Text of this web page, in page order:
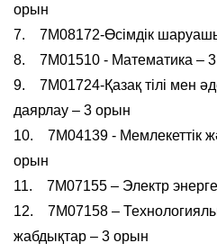
орын
7.
7М08172-Өсімдік
8.
7М01510 - Математика –
9.
7М01724-Қазақ тілі мен
даярлау – 3 орын
10.
7М04139 - Мемлекеттік
орын
11.
7М07155 – Электр
12.
7М07158 –
жабдықтар – 3 орын